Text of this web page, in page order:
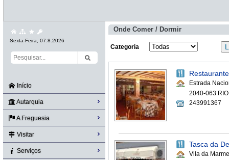
Sexta-Feira, 07.8.2026
Início
Autarquia
A Freguesia
Visitar
Serviços
Onde Comer / Dormir
Categoria
Estrada
2040-063
243991367
Tasca da
Vila da